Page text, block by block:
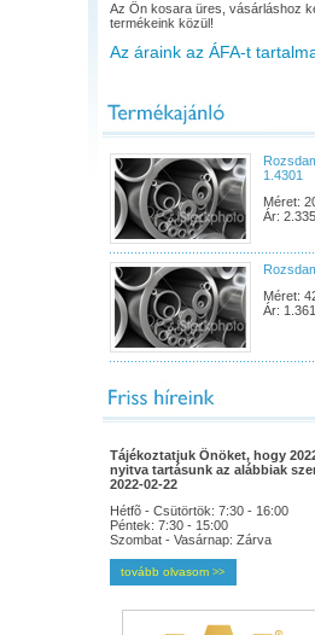
Az Ön kosara üres, vásárláshoz
termékeink közül!
Az áraink az ÁFA-t
1.4301
Méret:
Ár:
Méret:
Ár:
Tájékoztatjuk Önöket, hogy
nyitva tartásunk az alábbiak
2022-02-22
Hétfõ - Csütörtök: 7:30 - 16:00
Péntek: 7:30 - 15:00
Szombat - Vasárnap: Zárva
tovább olvasom >>